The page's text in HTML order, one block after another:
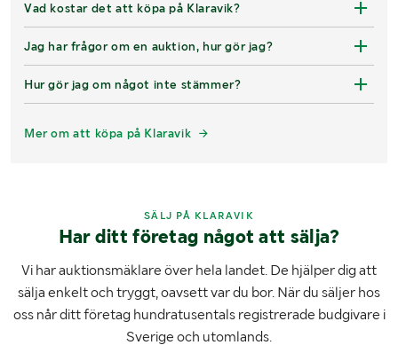
Vad kostar det att köpa på Klaravik?
Jag har frågor om en auktion, hur gör jag?
Hur gör jag om något inte stämmer?
Mer om att köpa på Klaravik
SÄLJ PÅ KLARAVIK
Har ditt företag något att sälja?
Vi har auktionsmäklare över hela landet. De hjälper dig att
sälja enkelt och tryggt, oavsett var du bor. När du säljer hos
oss når ditt företag hundratusentals registrerade budgivare i
Sverige och utomlands.